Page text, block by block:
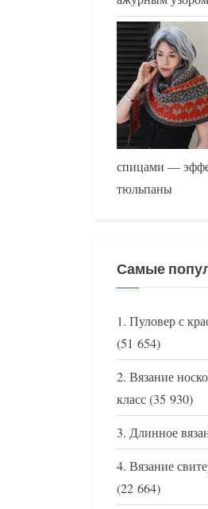
спицами —
тюльпаны
Самые
Пуловер с
(51 654)
Вязание
класс(35 930)
Длинное
Вязание
(22 664)